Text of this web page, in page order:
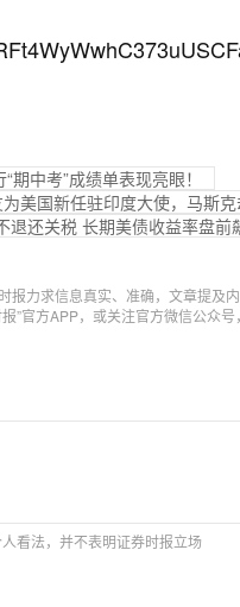
期中考”成绩单表现亮眼！
美国新任驻印度大使，马斯克
退还关税 长期美债收益率盘前
报力求信息真实、准确，文章提及
”官方APP，或关注官方微信公众
看法，并不表明证券时报立场